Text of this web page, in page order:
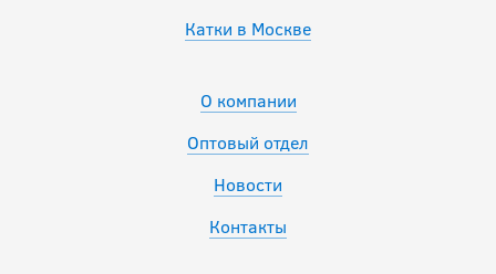
Катки в Москве
О компании
Оптовый отдел
Новости
Контакты